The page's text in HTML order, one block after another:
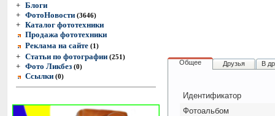
+ Блоги
+ ФотоНовости (3646)
+ Каталог фототехники
Продажа фототехники
Реклама на сайте (1)
+ Статьи по фотографии (251)
+ Фото Ликбез (0)
Ссылки (0)
Общее Друзья В
Идентификатор
Фотоальбом